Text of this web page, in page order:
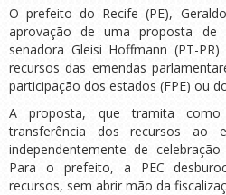
O prefeito do Recife (PE),
aprovação de uma proposta de
senadora Gleisi Hoffmann (PT-
recursos das emendas
participação dos estados (FPE) ou
A proposta, que tramita
transferência dos recursos ao
independentemente de
Para o prefeito, a PEC
recursos, sem abrir mão da